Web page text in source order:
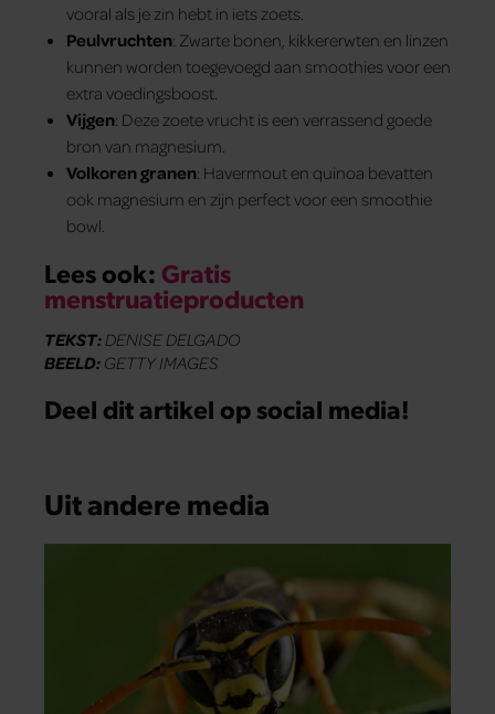
vooral als je zin hebt in iets zoets.
Peulvruchten: Zwarte bonen, kikkererwten en linzen
kunnen worden toegevoegd aan smoothies voor een
extra voedingsboost.
Vijgen: Deze zoete vrucht is een verrassend goede
bron van magnesium.
Volkoren granen: Havermout en quinoa bevatten
ook magnesium en zijn perfect voor een smoothie
bowl.
Lees ook: Gratis
menstruatieproducten
TEKST: DENISE DELGADO
BEELD: GETTY IMAGES
Deel dit artikel op social media!
Uit andere media